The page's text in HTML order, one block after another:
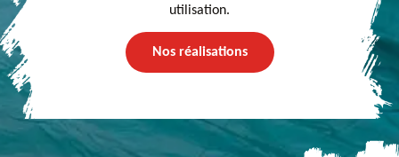
utilisation.
Nos réalisations